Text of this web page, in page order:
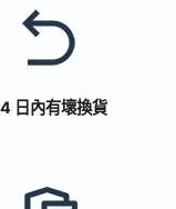
日內有壞換貨